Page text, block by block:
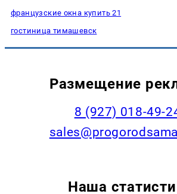
французские окна купить 21
гостиница тимашевск
Размещение
8 (927) 018-49-
Наша